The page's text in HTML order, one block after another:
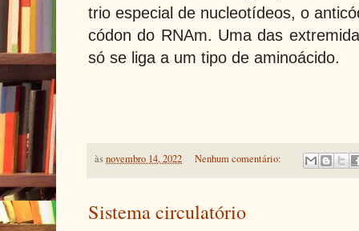
trio especial de nucleotídeos, o
códon do RNAm. Uma das
só se liga a um tipo de aminoácido.
àsnovembro 14, 2022 Nenhum comentário:
Sistema circulatório